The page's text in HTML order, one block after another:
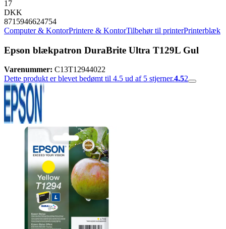
17
DKK
8715946624754
Computer & KontorPrintere & KontorTilbehør til printerPrinterblæk
Epson blækpatron DuraBrite Ultra T129L Gul
Varenummer: C13T12944022
Dette produkt er blevet bedømt til 4.5 ud af 5 stjerner.4.52